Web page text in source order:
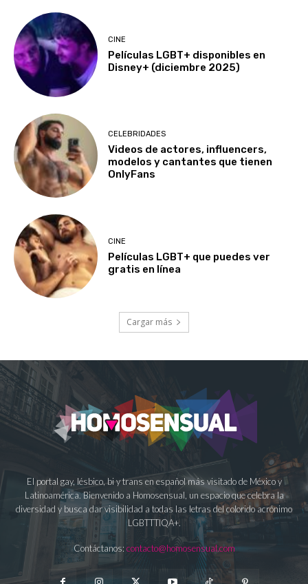
CINE
Películas LGBT+ disponibles en
Disney+ (diciembre 2025)
CELEBRIDADES
Videos de actores, influencers,
modelos y cantantes que tienen
OnlyFans
CINE
Películas LGBT+ que puedes ver
gratis en línea
Cargar más
El portal gay, lésbico, bi y trans en español más visitado de México y
Latinoamérica. Bienvenido a Homosensual, un espacio que celebra la
diversidad y busca dar visibilidad a todas las letras del colorido acrónimo
LGBTTTIQA+.
Contáctanos: contacto@homosensual.com